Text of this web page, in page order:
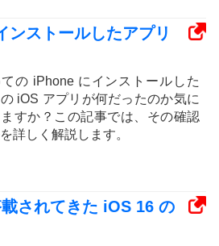
ンストールしたアプリ
の iPhone にインストールした
iOS アプリが何だったのか気に
すか？この記事では、その確認
詳しく解説します。
されてきた iOS 16 の